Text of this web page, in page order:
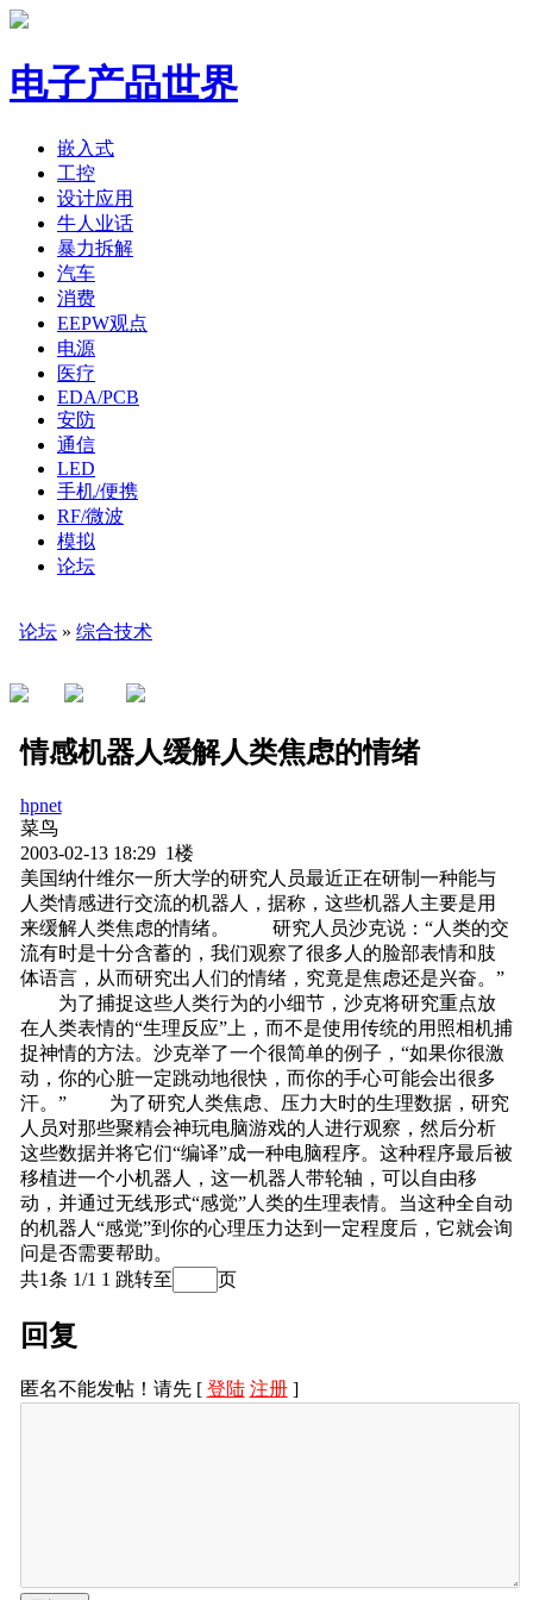
电子产品世界
嵌入式
工控
设计应用
牛人业话
暴力拆解
汽车
消费
EEPW观点
电源
医疗
EDA/PCB
安防
通信
LED
手机/便携
RF/微波
模拟
论坛
论坛 » 综合技术
情感机器人缓解人类焦虑的情绪
hpnet
菜鸟
2003-02-13 18:29 1楼
美国纳什维尔一所大学的研究人员最近正在研制一种能与
人类情感进行交流的机器人，据称，这些机器人主要是用
来缓解人类焦虑的情绪。 研究人员沙克说：“人类的交
流有时是十分含蓄的，我们观察了很多人的脸部表情和肢
体语言，从而研究出人们的情绪，究竟是焦虑还是兴奋。”
为了捕捉这些人类行为的小细节，沙克将研究重点放
在人类表情的“生理反应”上，而不是使用传统的用照相机捕
捉神情的方法。沙克举了一个很简单的例子，“如果你很激
动，你的心脏一定跳动地很快，而你的手心可能会出很多
汗。” 为了研究人类焦虑、压力大时的生理数据，研究
人员对那些聚精会神玩电脑游戏的人进行观察，然后分析
这些数据并将它们“编译”成一种电脑程序。这种程序最后被
移植进一个小机器人，这一机器人带轮轴，可以自由移
动，并通过无线形式“感觉”人类的生理表情。当这种全自动
的机器人“感觉”到你的心理压力达到一定程度后，它就会询
问是否需要帮助。
共1条 1/1 1 跳转至 页
回复
匿名不能发帖！请先 [ 登陆 注册]